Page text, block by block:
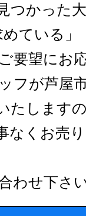
つかった
ている」
要望にお
フが芦屋
たします
なくお売
わせ下さ